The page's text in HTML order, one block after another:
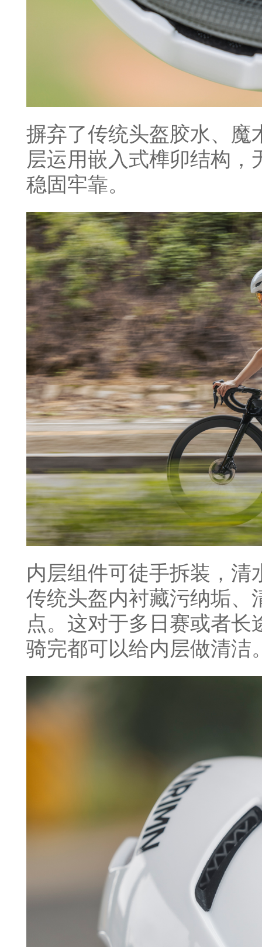
摒弃了传统头盔胶水、魔
层运用嵌入式榫卯结构
稳固牢靠。
内层组件可徒手拆装，
传统头盔内衬藏污纳垢、
点。这对于多日赛或者长
骑完都可以给内层做清洁